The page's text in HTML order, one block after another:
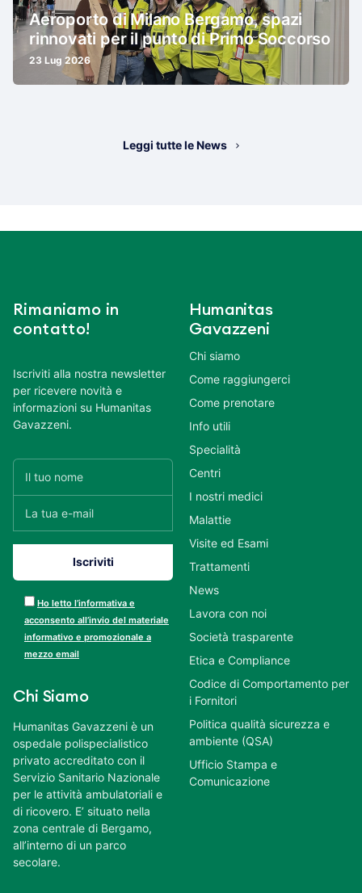
Aeroporto di Milano Bergamo, spazi
rinnovati per il punto di Primo Soccorso
23 Lug 2026
Leggi tutte le News
Rimaniamo in
contatto!
Iscriviti alla nostra newsletter
per ricevere novità e
informazioni su Humanitas
Gavazzeni.
Ho letto l’informativa e
acconsento all’invio del materiale
informativo e promozionale a
mezzo email
Chi Siamo
Humanitas Gavazzeni è un
ospedale polispecialistico
privato accreditato con il
Servizio Sanitario Nazionale
per le attività ambulatoriali e
di ricovero. E’ situato nella
zona centrale di Bergamo,
all’interno di un parco
secolare.
Humanitas
Gavazzeni
Chi siamo
Come raggiungerci
Come prenotare
Info utili
Specialità
Centri
I nostri medici
Malattie
Visite ed Esami
Trattamenti
News
Lavora con noi
Società trasparente
Etica e Compliance
Codice di Comportamento per
i Fornitori
Politica qualità sicurezza e
ambiente (QSA)
Ufficio Stampa e
Comunicazione